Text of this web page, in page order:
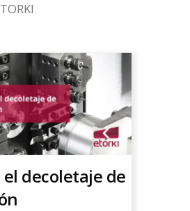
el decoletaje de